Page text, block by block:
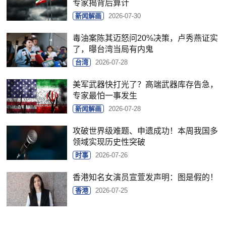
专家揭背后算计
新闻解画 2026-07-30
毒油案陈其迈怒问20%决策，卢秀燕证实
了，曝台湾当局有内鬼
台湾 2026-07-28
美军武器快打光了？高端武器库存告急，
专家最怕一事发生
新闻解画 2026-07-28
攻破世界级难题、申遗成功！本周我国多
领域实现历史性突破
时事 2026-07-26
香港知名女演员宣萱发声明：图是假的！
香港 2026-07-25